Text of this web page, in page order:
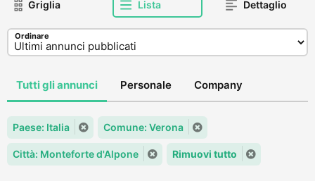
Griglia Lista Dettaglio
Ordinare
Tutti gli annunci Personale Company
Paese: Italia Comune: Verona
Città: Monteforte d'Alpone Rimuovi tutto